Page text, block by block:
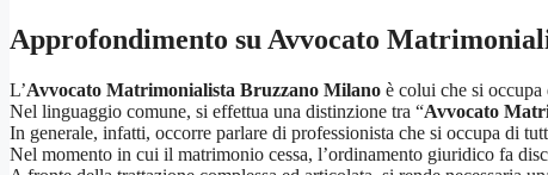
Approfondimento su Avvocato
L’Avvocato Matrimonialista Bruzzano Milano è colui che si
Nel linguaggio comune, si effettua una distinzione tra “Avvocato
In generale, infatti, occorre parlare di professionista che si occupa di
Nel momento in cui il matrimonio cessa, l’ordinamento giuridico fa